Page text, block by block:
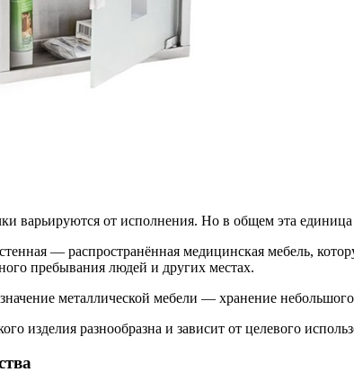
варьируются от исполнения. Но в общем эта единица
— распространённая медицинская мебель,
пребывания людей и других местах.
металлической мебели — хранение
изделия разнообразна и зависит от целевого